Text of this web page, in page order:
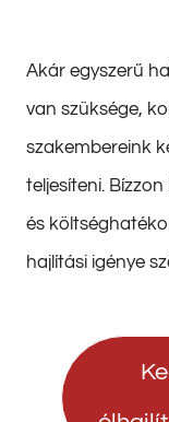
Akár egyszerű
van szüksége,
szakembereink
teljesíteni.
és
hajlítási igénye